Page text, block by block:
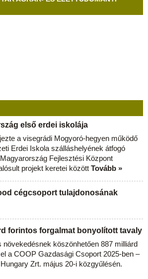
első erdei iskolája
a visegrádi Mogyoró-hegyen működő
Erdei Iskola szálláshelyének átfogó
Fejlesztési Központ
projekt keretei között Tovább »
cégcsoport tulajdonosának
forintos forgalmat bonyolított tavaly
növekedésnek köszönhetően 887 milliárd
a COOP Gazdasági Csoport 2025-ben –
Zrt. május 20-i közgyűlésén.